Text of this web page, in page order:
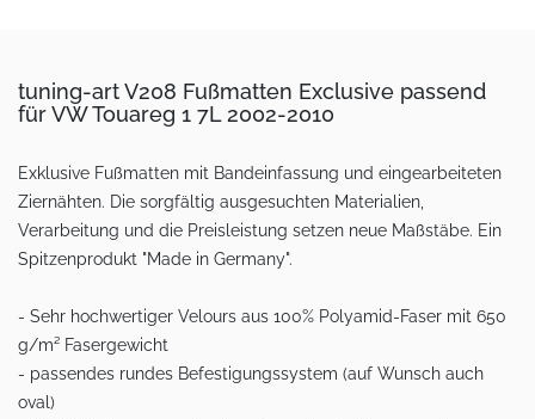
tuning-art V208 Fußmatten Exclusive passend
für VW Touareg 1 7L 2002-2010
Exklusive Fußmatten mit Bandeinfassung und eingearbeiteten
Ziernähten. Die sorgfältig ausgesuchten Materialien,
Verarbeitung und die Preisleistung setzen neue Maßstäbe. Ein
Spitzenprodukt "Made in Germany".
- Sehr hochwertiger Velours aus 100% Polyamid-Faser mit 650
g/m² Fasergewicht
- passendes rundes Befestigungssystem (auf Wunsch auch
oval)